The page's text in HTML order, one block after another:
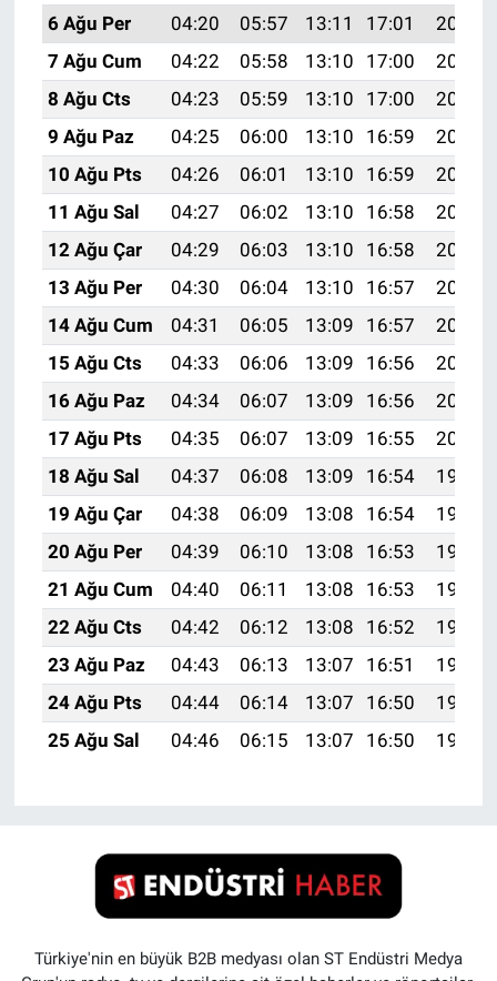
6 Ağu Per
04:20 05:57 13:11 17:01
20:14
7 Ağu Cum
04:22 05:58 13:10 17:00
20:13
8 Ağu Cts
04:23 05:59 13:10 17:00
20:11
9 Ağu Paz
04:25 06:00 13:10 16:59
20:10
10 Ağu Pts
04:26 06:01 13:10 16:59
20:09
11 Ağu Sal
04:27 06:02 13:10 16:58
20:08
12 Ağu Çar
04:29 06:03 13:10 16:58
20:07
13 Ağu Per
04:30 06:04 13:10 16:57
20:05
14 Ağu Cum
04:31 06:05 13:09 16:57
20:04
15 Ağu Cts
04:33 06:06 13:09 16:56
20:03
16 Ağu Paz
04:34 06:07 13:09 16:56
20:02
17 Ağu Pts
04:35 06:07 13:09 16:55
20:00
18 Ağu Sal
04:37 06:08 13:09 16:54
19:59
19 Ağu Çar
04:38 06:09 13:08 16:54
19:57
20 Ağu Per
04:39 06:10 13:08 16:53
19:56
21 Ağu Cum
04:40 06:11 13:08 16:53
19:55
22 Ağu Cts
04:42 06:12 13:08 16:52
19:53
23 Ağu Paz
04:43 06:13 13:07 16:51
19:52
24 Ağu Pts
04:44 06:14 13:07 16:50
19:50
25 Ağu Sal
04:46 06:15 13:07 16:50 19:49
Türkiye'nin en büyük B2B medyası olan ST Endüstri Medya